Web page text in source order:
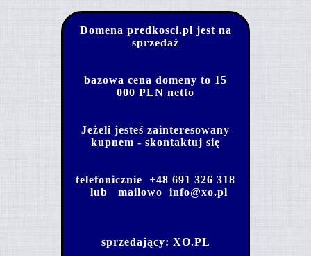
Domena predkosci.pl jest na
sprzedaż
bazowa cena domeny to 15
000 PLN netto
Jeżeli jesteś zainteresowany
kupnem - skontaktuj się
telefonicznie +48 691 326 318
lub mailowo info@xo.pl
sprzedający: XO.PL